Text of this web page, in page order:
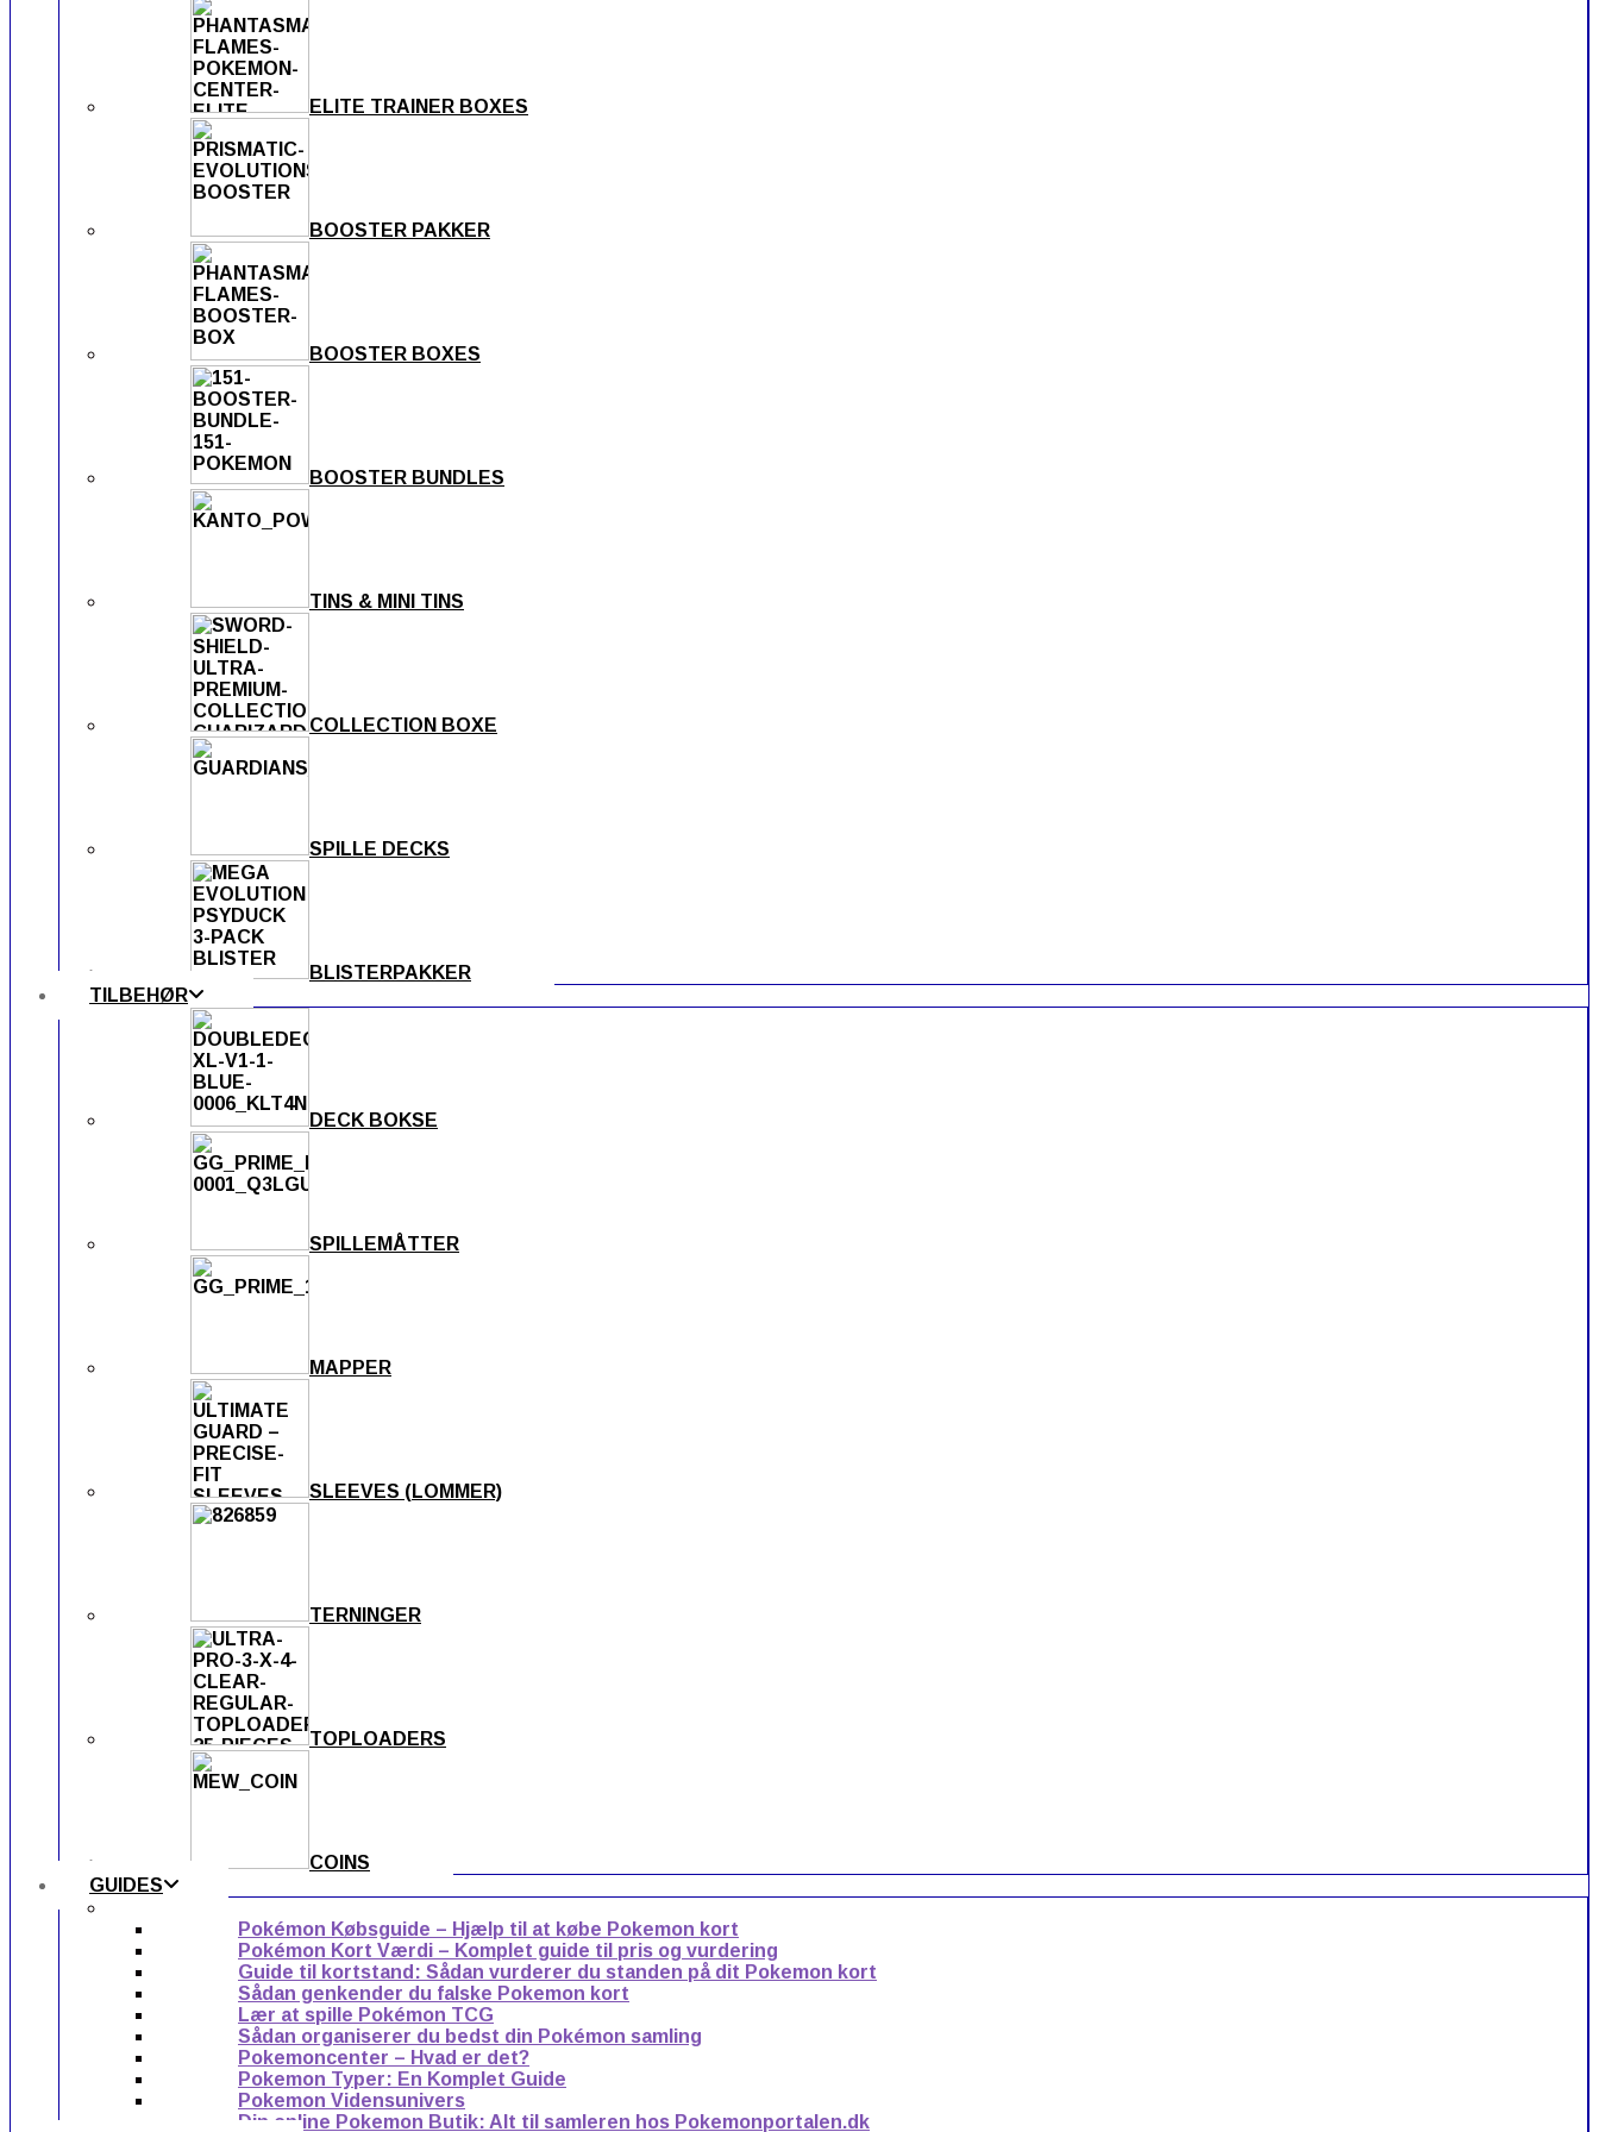
ELITE TRAINER BOXES
BOOSTER PAKKER
BOOSTER BOXES
BOOSTER BUNDLES
TINS & MINI TINS
COLLECTION BOXE
SPILLE DECKS
BLISTERPAKKER
TILBEHØR
DECK BOKSE
SPILLEMÅTTER
MAPPER
SLEEVES (LOMMER)
TERNINGER
TOPLOADERS
COINS
GUIDES
Pokémon Købsguide – Hjælp til at købe Pokemon kort
Pokémon Kort Værdi – Komplet guide til pris og vurdering
Guide til kortstand: Sådan vurderer du standen på dit Pokemon kort
Sådan genkender du falske Pokemon kort
Lær at spille Pokémon TCG
Sådan organiserer du bedst din Pokémon samling
Pokemoncenter – Hvad er det?
Pokemon Typer: En Komplet Guide
Pokemon Vidensunivers
Din online Pokemon Butik: Alt til samleren hos Pokemonportalen.dk